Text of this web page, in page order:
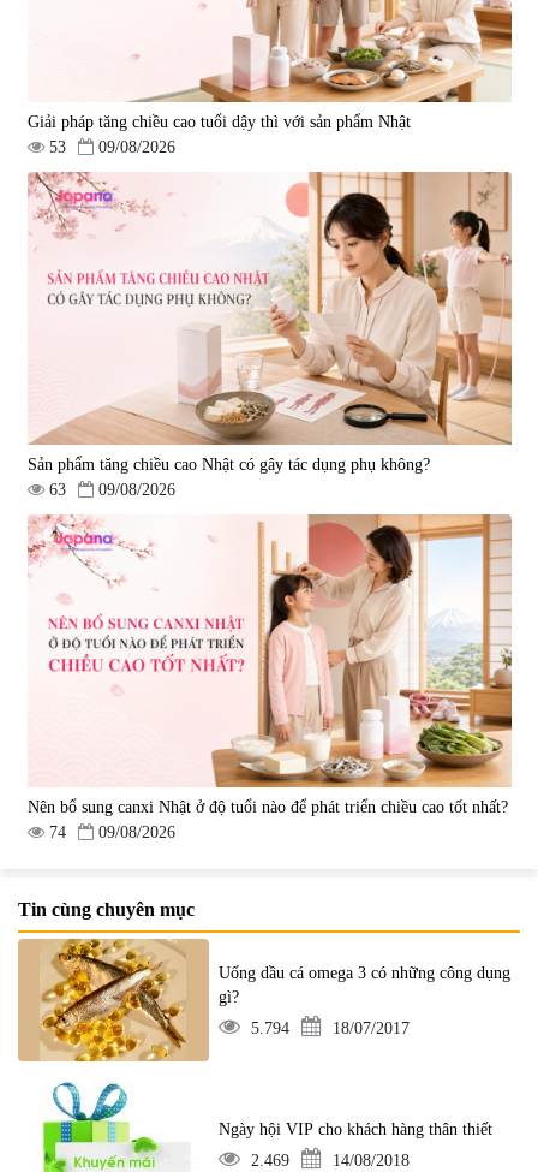
Giải pháp tăng chiều cao tuổi dậy thì với sản phẩm Nhật
53
09/08/2026
Sản phẩm tăng chiều cao Nhật có gây tác dụng phụ không?
63
09/08/2026
Nên bổ sung canxi Nhật ở độ tuổi nào để phát triển chiều cao tốt nhất?
74
09/08/2026
Tin cùng chuyên mục
Uống dầu cá omega 3 có những công dụng
gì?
5.794
18/07/2017
Ngày hội VIP cho khách hàng thân thiết
2.469
14/08/2018